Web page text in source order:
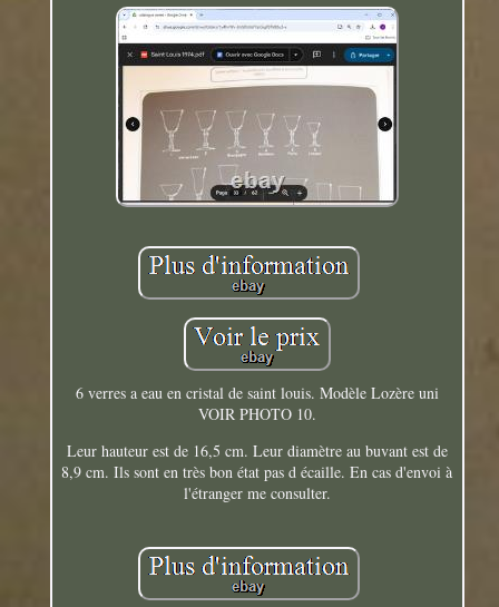
6 verres a eau en cristal de saint louis. Modèle Lozère uni
VOIR PHOTO 10.
Leur hauteur est de 16,5 cm. Leur diamètre au buvant est de
8,9 cm. Ils sont en très bon état pas d écaille. En cas d'envoi à
l'étranger me consulter.